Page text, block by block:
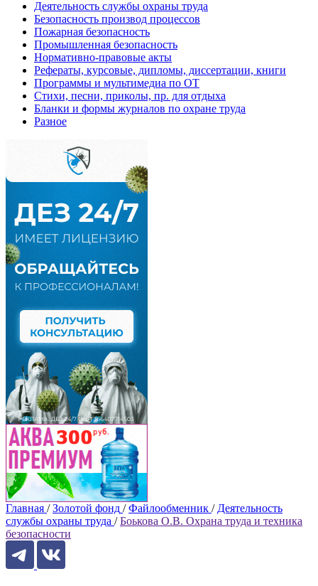
Деятельность службы охраны труда
Безопасность производ процессов
Пожарная безопасность
Промышленная безопасность
Нормативно-правовые акты
Рефераты, курсовые, дипломы, диссертации, книги
Программы и мультимедиа по ОТ
Стихи, песни, приколы, пр. для отдыха
Бланки и формы журналов по охране труда
Разное
Главная / Золотой фонд / Файлообменник / Деятельность
службы охраны труда / Боькова О.В. Охрана труда и техника
безопасности